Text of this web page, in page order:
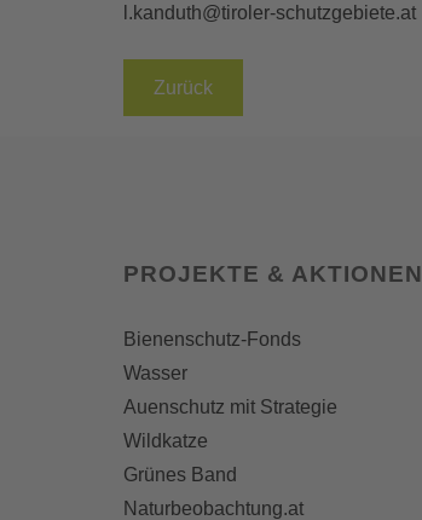
l.kanduth@tiroler-schutzgebiete.at
Zurück
PROJEKTE & AKTIONEN
Bienenschutz-Fonds
Wasser
Auenschutz mit Strategie
Wildkatze
Grünes Band
Naturbeobachtung.at